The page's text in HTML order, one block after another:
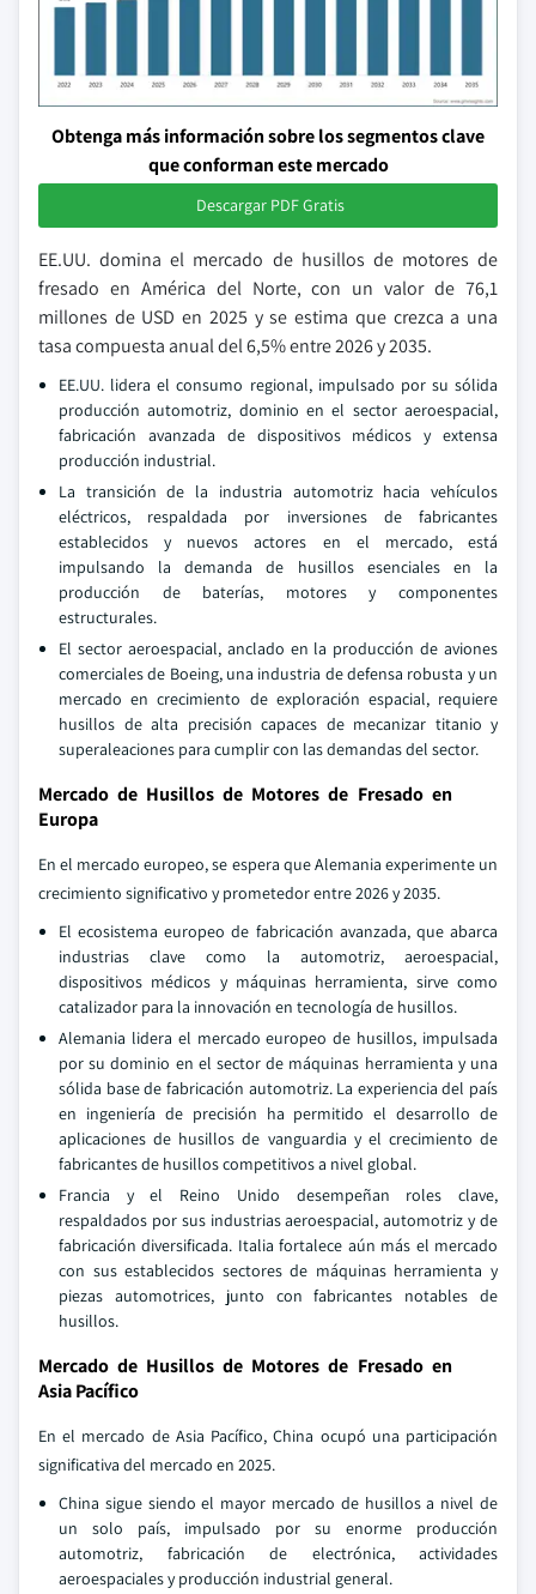
Obtenga más información sobre los segmentos clave
que conforman este mercado
Descargar PDF Gratis
EE.UU. domina el mercado de husillos de motores de
fresado en América del Norte, con un valor de 76,1
millones de USD en 2025 y se estima que crezca a una
tasa compuesta anual del 6,5% entre 2026 y 2035.
EE.UU. lidera el consumo regional, impulsado por su sólida
producción automotriz, dominio en el sector aeroespacial,
fabricación avanzada de dispositivos médicos y extensa
producción industrial.
La transición de la industria automotriz hacia vehículos
eléctricos, respaldada por inversiones de fabricantes
establecidos y nuevos actores en el mercado, está
impulsando la demanda de husillos esenciales en la
producción de baterías, motores y componentes
estructurales.
El sector aeroespacial, anclado en la producción de aviones
comerciales de Boeing, una industria de defensa robusta y un
mercado en crecimiento de exploración espacial, requiere
husillos de alta precisión capaces de mecanizar titanio y
superaleaciones para cumplir con las demandas del sector.
Mercado de Husillos de Motores de Fresado en
Europa
En el mercado europeo, se espera que Alemania experimente un
crecimiento significativo y prometedor entre 2026 y 2035.
El ecosistema europeo de fabricación avanzada, que abarca
industrias clave como la automotriz, aeroespacial,
dispositivos médicos y máquinas herramienta, sirve como
catalizador para la innovación en tecnología de husillos.
Alemania lidera el mercado europeo de husillos, impulsada
por su dominio en el sector de máquinas herramienta y una
sólida base de fabricación automotriz. La experiencia del país
en ingeniería de precisión ha permitido el desarrollo de
aplicaciones de husillos de vanguardia y el crecimiento de
fabricantes de husillos competitivos a nivel global.
Francia y el Reino Unido desempeñan roles clave,
respaldados por sus industrias aeroespacial, automotriz y de
fabricación diversificada. Italia fortalece aún más el mercado
con sus establecidos sectores de máquinas herramienta y
piezas automotrices, junto con fabricantes notables de
husillos.
Mercado de Husillos de Motores de Fresado en
Asia Pacífico
En el mercado de Asia Pacífico, China ocupó una participación
significativa del mercado en 2025.
China sigue siendo el mayor mercado de husillos a nivel de
un solo país, impulsado por su enorme producción
automotriz, fabricación de electrónica, actividades
aeroespaciales y producción industrial general.